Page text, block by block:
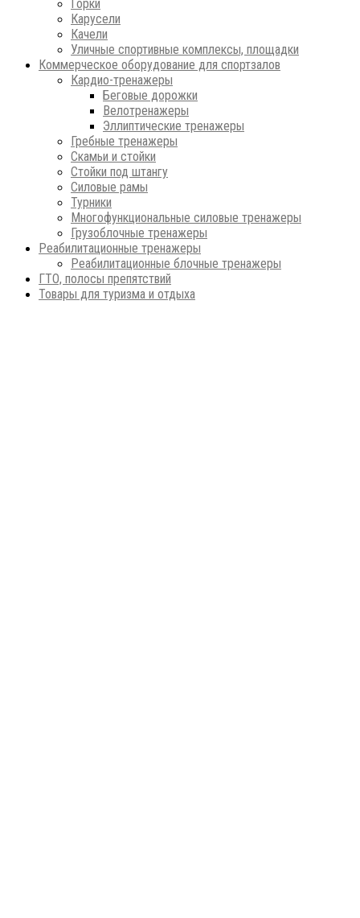
Горки
Карусели
Качели
Уличные спортивные комплексы, площадки
Коммерческое оборудование для спортзалов
Кардио-тренажеры
Беговые дорожки
Велотренажеры
Эллиптические тренажеры
Гребные тренажеры
Скамьи и стойки
Стойки под штангу
Силовые рамы
Турники
Многофункциональные силовые тренажеры
Грузоблочные тренажеры
Реабилитационные тренажеры
Реабилитационные блочные тренажеры
ГТО, полосы препятствий
Товары для туризма и отдыха